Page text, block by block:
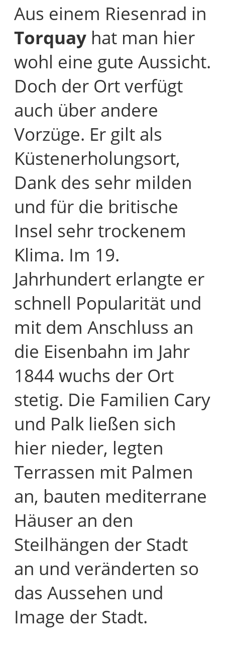
Aus einem Riesenrad in
Torquay hat man hier
wohl eine gute Aussicht.
Doch der Ort verfügt
auch über andere
Vorzüge. Er gilt als
Küstenerholungsort,
Dank des sehr milden
und für die britische
Insel sehr trockenem
Klima. Im 19.
Jahrhundert erlangte er
schnell Popularität und
mit dem Anschluss an
die Eisenbahn im Jahr
1844 wuchs der Ort
stetig. Die Familien Cary
und Palk ließen sich
hier nieder, legten
Terrassen mit Palmen
an, bauten mediterrane
Häuser an den
Steilhängen der Stadt
an und veränderten so
das Aussehen und
Image der Stadt.